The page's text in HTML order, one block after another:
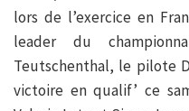
lors de l’exercice en
leader du
Teutschenthal, le pilote
victoire en qualif’ ce